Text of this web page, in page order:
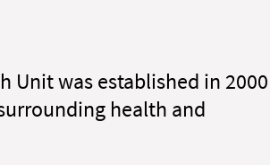
Unit was established in 2000
health and